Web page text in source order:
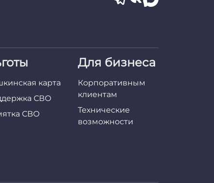
карта
СВО
СВО
Для бизнеса
Корпоративным
клиентам
Технические
возможности